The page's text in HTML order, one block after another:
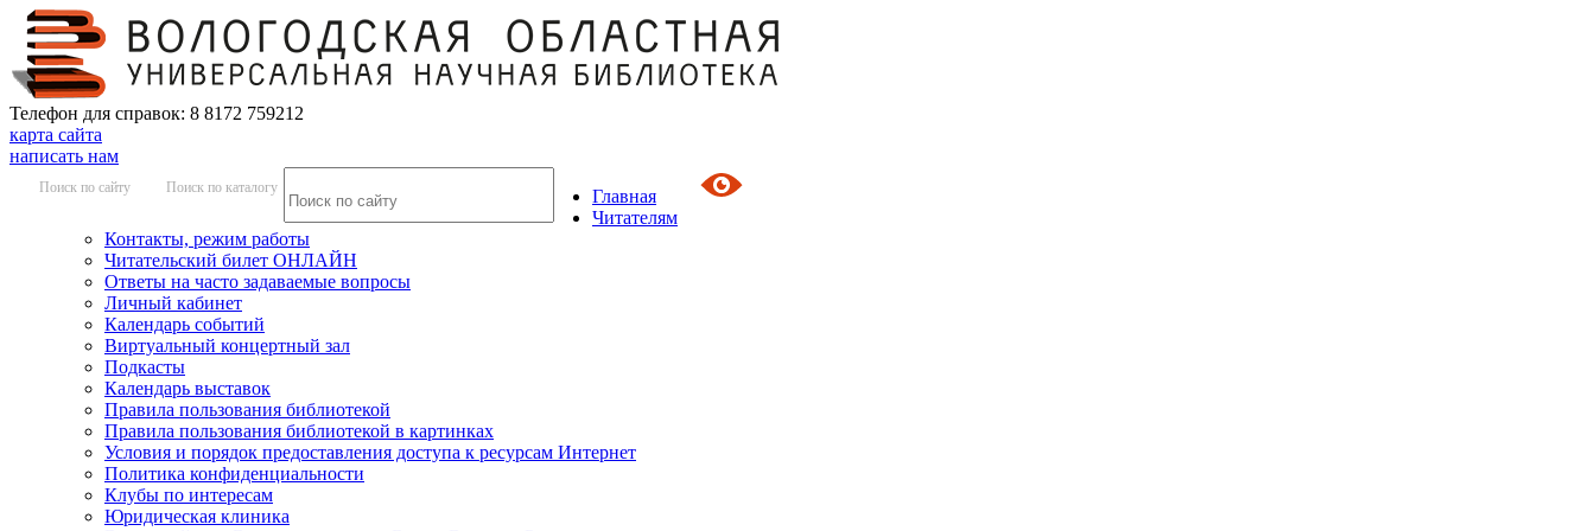
Телефон для справок: 8 8172 759212
карта сайта
написать нам
Поиск по сайту Поиск по каталогу
Главная
Читателям
Контакты, режим работы
Читательский билет ОНЛАЙН
Ответы на часто задаваемые вопросы
Личный кабинет
Календарь событий
Виртуальный концертный зал
Подкасты
Календарь выставок
Правила пользования библиотекой
Правила пользования библиотекой в картинках
Условия и порядок предоставления доступа к ресурсам Интернет
Политика конфиденциальности
Клубы по интересам
Юридическая клиника